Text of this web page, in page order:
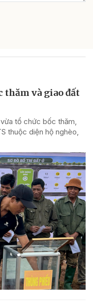
thăm và giao đất
tổ chức bốc thăm,
thuộc diện hộ nghèo,